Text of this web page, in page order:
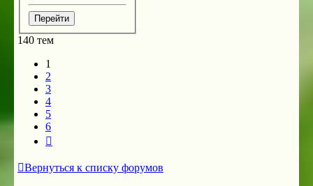
140 тем
1
2
3
4
5
6
Вернуться к списку форумов